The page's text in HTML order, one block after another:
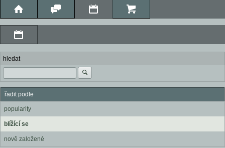
hledat
řadit podle
popularity
blížící se
nově založené